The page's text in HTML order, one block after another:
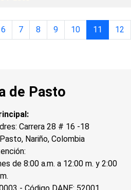
6 7 8 9 10 11 12
de Pasto
Carrera 28 # 16 -18
Nariño, Colombia
de 8:00 a.m. a 12:00 m. y 2:00